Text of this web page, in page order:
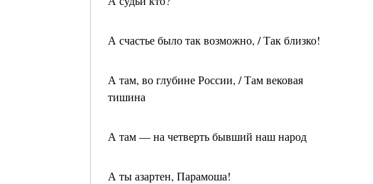
А счастье было так возможно, / Так близко!
А там, во глубине России, / Там вековая
тишина
А там — на четверть бывший наш народ
А ты азартен, Парамоша!